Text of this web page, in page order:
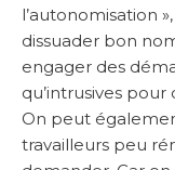
l’autonomisation
dissuader bon
engager des
qu’intrusives
On peut
travailleurs peu